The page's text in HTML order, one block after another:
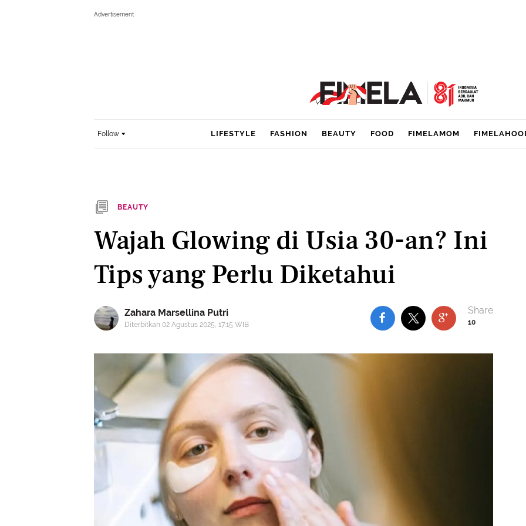
Follow LIFESTYLE FASHION BEAUTY FOOD FIMELAMOM
BEAUTY
Wajah Glowing di Usia 30-an? Ini
Tips yang Perlu Diketahui
Zahara Marsellina Putri
Diterbitkan 02 Agustus 2025, 17:15 WIB 10